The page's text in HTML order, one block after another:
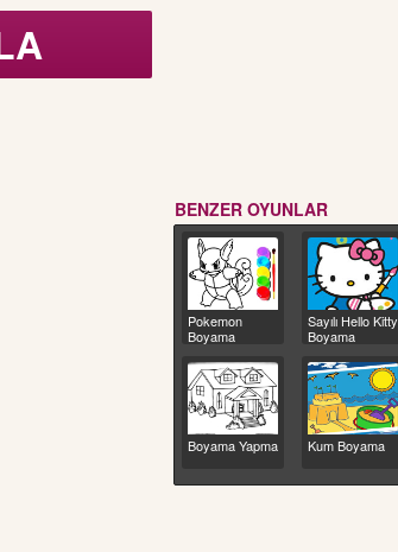
BENZER OYUNLAR
Pokemon
Boyama
Sayılı Hello Kitty
Boyama
Boyama Yapma Kum Boyama